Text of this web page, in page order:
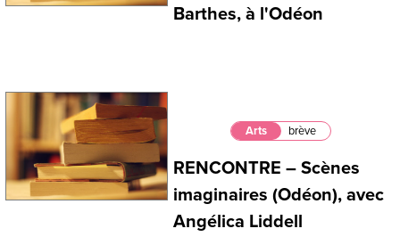
Barthes, à l'Odéon
Arts brève
RENCONTRE – Scènes
imaginaires (Odéon), avec
Angélica Liddell